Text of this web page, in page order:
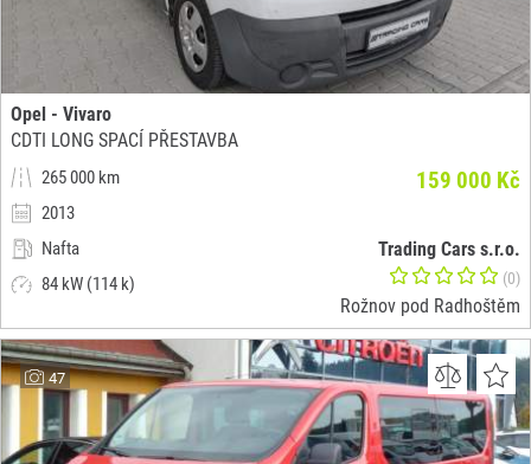
Opel - Vivaro
CDTI LONG SPACÍ PŘESTAVBA
265 000 km
2013
Nafta
84 kW (114 k)
159 000 Kč
Trading Cars s.r.o.
(0)
Rožnov pod Radhoštěm
47